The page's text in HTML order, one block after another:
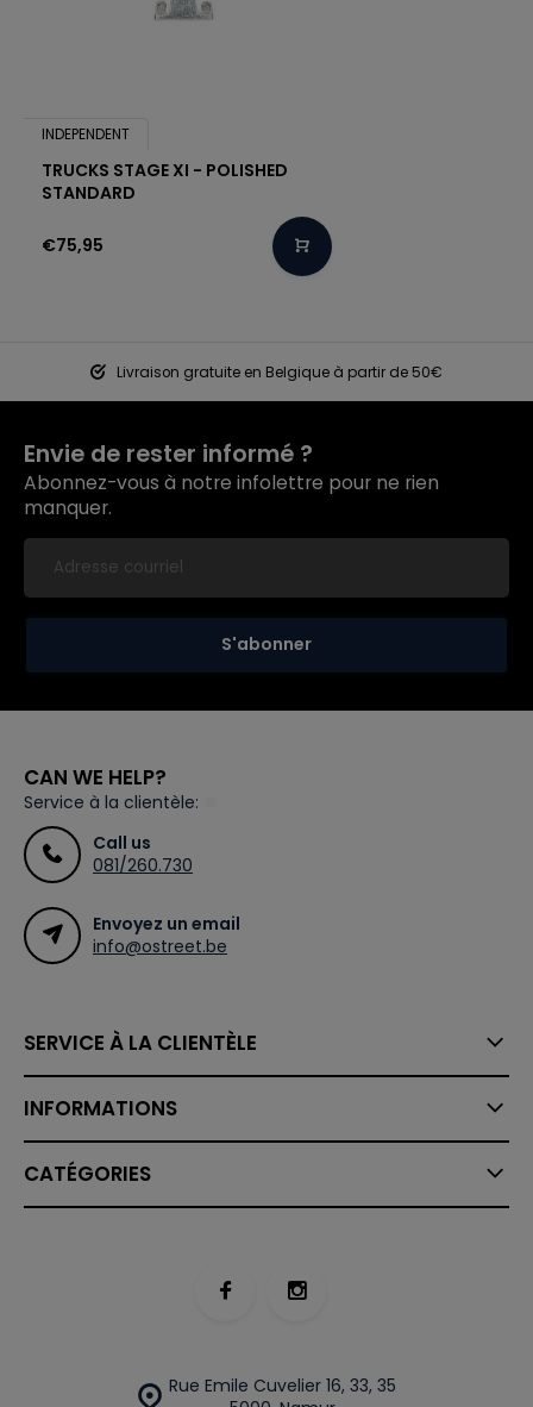
INDEPENDENT
TRUCKS STAGE XI - POLISHED
STANDARD
€75,95
Livraison gratuite en Belgique à partir de 50€
Envie de rester informé ?
Abonnez-vous à notre infolettre pour ne rien
manquer.
S'abonner
CAN WE HELP?
Service à la clientèle:
Call us
081/260.730
Envoyez un email
info@ostreet.be
SERVICE À LA CLIENTÈLE
INFORMATIONS
CATÉGORIES
Rue Emile Cuvelier 16, 33, 35